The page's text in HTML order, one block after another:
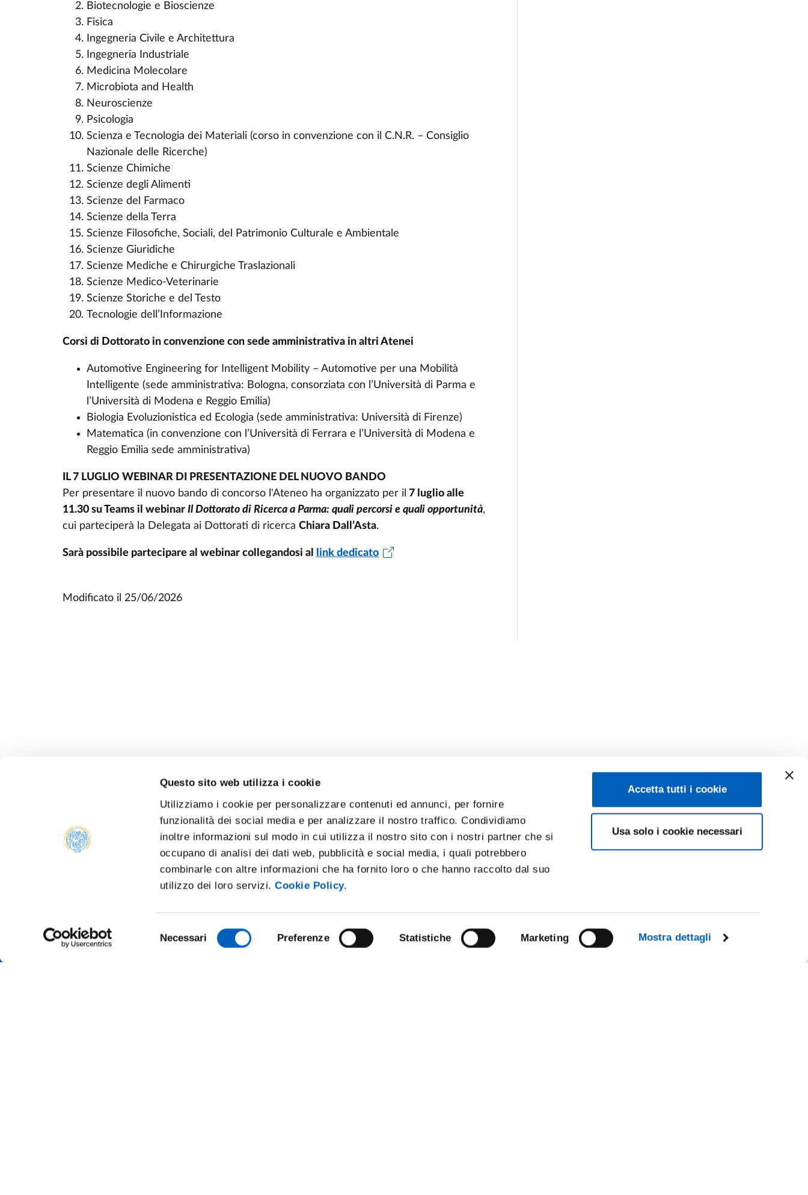
Questo sito web utilizza i cookie
Utilizziamo i cookie per personalizzare contenuti ed annunci, per fornire
funzionalità dei social media e per analizzare il nostro traffico. Condividiamo
inoltre informazioni sul modo in cui utilizza il nostro sito con i nostri partner che si
occupano di analisi dei dati web, pubblicità e social media, i quali potrebbero
combinarle con altre informazioni che ha fornito loro o che hanno raccolto dal suo
utilizzo dei loro servizi.Cookie Policy.
del
Necessari Preferenze Statistiche Marketing Mostra dettagli
Accetta tutti i cookie
Usa solo i cookie necessari
Biotecnologie e Bioscienze
Fisica
Ingegneria Civile e Architettura
Ingegneria Industriale
Medicina Molecolare
Microbiota and Health
Neuroscienze
Psicologia
Scienza e Tecnologia dei Materiali (corso in convenzione con il C.N.R. – Consiglio
Nazionale delle Ricerche)
Scienze Chimiche
Scienze degli Alimenti
Scienze del Farmaco
Scienze della Terra
Scienze Filosofiche, Sociali, del Patrimonio Culturale e Ambientale
Scienze Giuridiche
Scienze Mediche e Chirurgiche Traslazionali
Scienze Medico-Veterinarie
Scienze Storiche e del Testo
Tecnologie dell’Informazione
Corsi di Dottorato in convenzione con sede amministrativa in altri Atenei
Automotive Engineering for Intelligent Mobility – Automotive per una Mobilità
Intelligente (sede amministrativa: Bologna, consorziata con l’Università di Parma e
l’Università di Modena e Reggio Emilia)
Biologia Evoluzionistica ed Ecologia (sede amministrativa: Università di Firenze)
Matematica (in convenzione con l’Università di Ferrara e l’Università di Modena e
Reggio Emilia sede amministrativa)
IL 7 LUGLIO WEBINAR DI PRESENTAZIONE DEL NUOVO BANDO
Per presentare il nuovo bando di concorso l'Ateneo ha organizzato per il 7 luglio alle
11.30 su Teams il webinarIl Dottorato di Ricerca a Parma: quali percorsi e quali opportunità,
cui parteciperà la Delegata ai Dottorati di ricercaChiara Dall’Asta.
Sarà possibile partecipare al webinar collegandosi al link dedicato
Modificato il25/06/2026